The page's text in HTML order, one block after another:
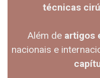
técnicas
Além de artigos
nacionais e